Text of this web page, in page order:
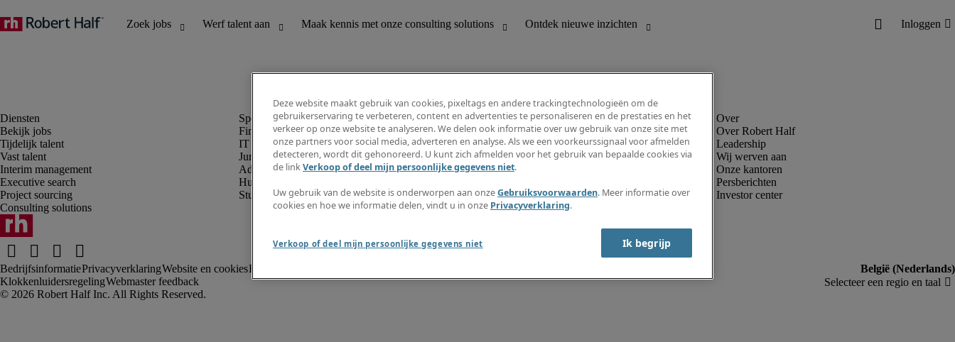
Bekijk jobs
Tijdelijk talent
Vast talent
Interim management
Executive search
Project sourcing
Consulting solutions
Finance en boekhouding
IT en digital
Juridisch
Administratie en office support
Human resources
Student
Ontdek nieuwe inzichten
Jobomschrijvingen
Salarisgids
Timesheets
Maak een jobalert aan
Informatiecentrum
Over Robert Half
Leadership
Wij werven aan
Onze kantoren
Persberichten
Investor center
BedrijfsinformatiePrivacyverklaringWebsite en cookiesRekruteringsvoorwaarden
KlokkenluidersregelingWebmaster feedback
Deze website maakt gebruik van cookies, pixeltags en andere trackingtechnologieën om de
gebruikerservaring te verbeteren, content en advertenties te personaliseren en de prestaties en het
verkeer op onze website te analyseren. We delen ook informatie over uw gebruik van onze site met
onze partners voor social media, adverteren en analyse. Als we een voorkeurssignaal voor afmelden
detecteren, wordt dit gehonoreerd. U kunt zich afmelden voor het gebruik van bepaalde cookies via
de linkVerkoop of deel mijn persoonlijke gegevens niet.
Uw gebruik van de website is onderworpen aan onzeGebruiksvoorwaarden. Meer informatie over
cookies en hoe we informatie delen, vindt u in onze Privacyverklaring.
Verkoop of deel mijn persoonlijke gegevens niet Ik begrijp